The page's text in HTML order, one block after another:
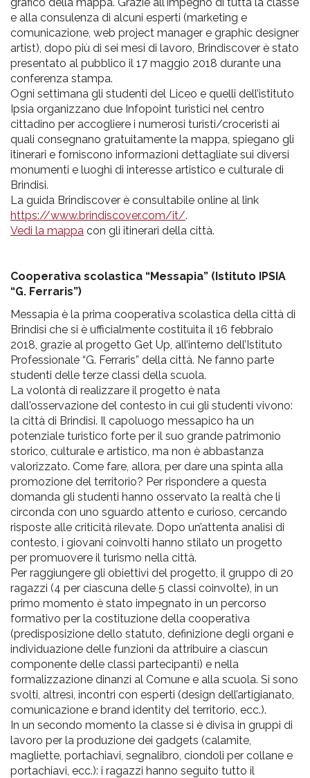
e alla consulenza di alcuni esperti (marketing e
comunicazione, web project manager e graphic designer
artist), dopo più di sei mesi di lavoro, Brindiscover è stato
presentato al pubblico il 17 maggio 2018 durante una
conferenza stampa.
Ogni settimana gli studenti del Liceo e quelli dell’istituto
Ipsia organizzano due Infopoint turistici nel centro
cittadino per accogliere i numerosi turisti/croceristi ai
quali consegnano gratuitamente la mappa, spiegano gli
itinerari e forniscono informazioni dettagliate sui diversi
monumenti e luoghi di interesse artistico e culturale di
Brindisi.
La guida Brindiscover è consultabile online al link
https://www.brindiscover.com/it/.
Vedi la mappa con gli itinerari della città.
Cooperativa scolastica “Messapia” (Istituto IPSIA
“G. Ferraris”)
Messapia è la prima cooperativa scolastica della città di
Brindisi che si è ufficialmente costituita il 16 febbraio
2018, grazie al progetto Get Up, all’interno dell’Istituto
Professionale “G. Ferraris” della città. Ne fanno parte
studenti delle terze classi della scuola.
La volontà di realizzare il progetto è nata
dall'osservazione del contesto in cui gli studenti vivono:
la città di Brindisi. Il capoluogo messapico ha un
potenziale turistico forte per il suo grande patrimonio
storico, culturale e artistico, ma non è abbastanza
valorizzato. Come fare, allora, per dare una spinta alla
promozione del territorio? Per rispondere a questa
domanda gli studenti hanno osservato la realtà che li
circonda con uno sguardo attento e curioso, cercando
risposte alle criticità rilevate. Dopo un’attenta analisi di
contesto, i giovani coinvolti hanno stilato un progetto
per promuovere il turismo nella città.
Per raggiungere gli obiettivi del progetto, il gruppo di 20
ragazzi (4 per ciascuna delle 5 classi coinvolte), in un
primo momento è stato impegnato in un percorso
formativo per la costituzione della cooperativa
(predisposizione dello statuto, definizione degli organi e
individuazione delle funzioni da attribuire a ciascun
componente delle classi partecipanti) e nella
formalizzazione dinanzi al Comune e alla scuola. Si sono
svolti, altresì, incontri con esperti (design dell’artigianato,
comunicazione e brand identity del territorio, ecc.).
In un secondo momento la classe si è divisa in gruppi di
lavoro per la produzione dei gadgets (calamite,
magliette, portachiavi, segnalibro, ciondoli per collane e
portachiavi, ecc.): i ragazzi hanno seguito tutto il